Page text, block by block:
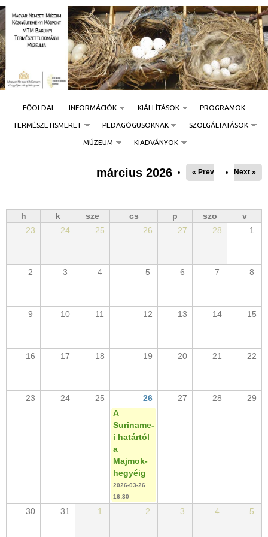
Jump to navigation
FŐOLDAL INFORMÁCIÓK KIÁLLÍTÁSOK PROGRAMOK
TERMÉSZETISMERET PEDAGÓGUSOKNAK SZOLGÁLTATÁSOK
MÚZEUM KIADVÁNYOK
március 2026 « Prev Next »
h k sze cs p szo
v
23
24 25 26 27 28 1
2 3 4 5 6 7 8
9 10 11 12 13 14 15
16 17 18 19 20 21 22
23 24 25 26 27 28
29
A
Suriname-
i határtól
a
Majmok-
hegyéig
2026-03-26
16:30
30 31 1 2 3 4 5